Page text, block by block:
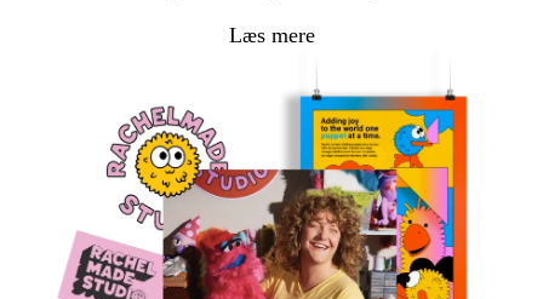
Læs mere